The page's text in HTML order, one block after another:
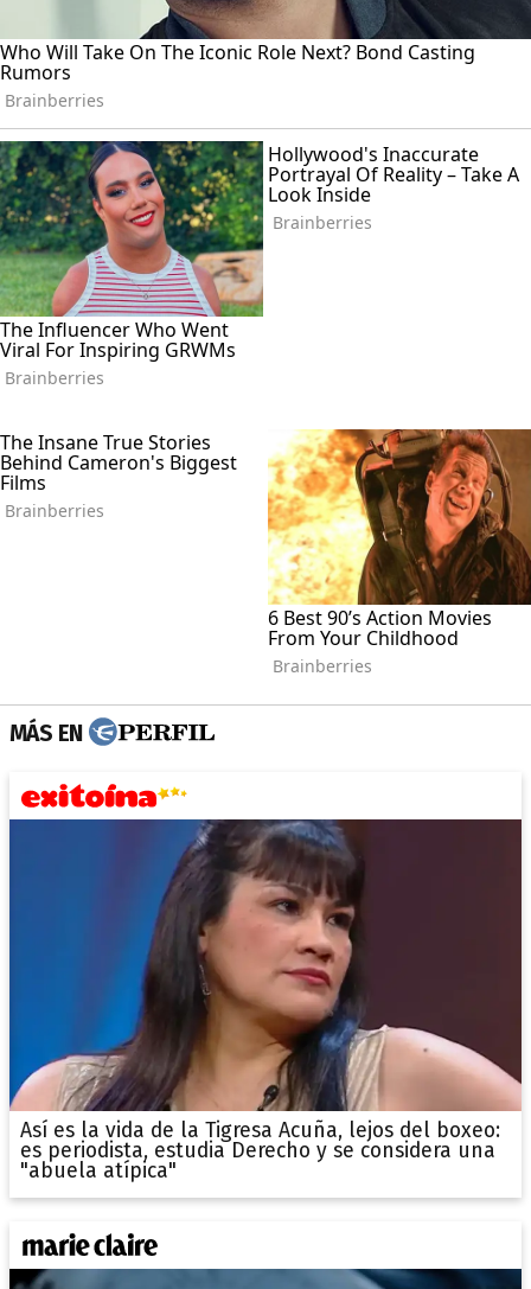
MÁS EN
Así es la vida de la Tigresa Acuña, lejos del boxeo:
es periodista, estudia Derecho y se considera una
"abuela atípica"